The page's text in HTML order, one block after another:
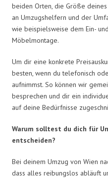
beiden Orten, die Größe
an Umzugshelfern und der
wie beispielsweise dem Ein-
Möbelmontage.
Um dir eine konkrete
besten, wenn du telefonisch
aufnimmst. So können wir
besprechen und dir ein
auf deine Bedürfnisse
Warum solltest du dich für
entscheiden?
Bei deinem Umzug von Wien
dass alles reibungslos abläuft